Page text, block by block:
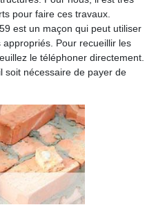
pour faire ces travaux.
est un maçon qui peut utiliser
Pour recueillir les
le téléphoner directement.
soit nécessaire de payer de